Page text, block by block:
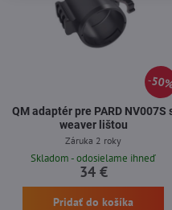
QM adaptér pre PARD NV007S
weaver lištou
Záruka 2 roky
Skladom - odosielame ihneď
34 €
Pridať do košíka